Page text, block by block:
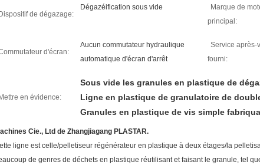
de dégazage:
Dégazéification sous vide
Marque de
principal:
d'écran:
Aucun commutateur hydraulique
automatique d'écran d'arrêt
Service après-
fourni:
en évidence:
Sous vide les granules en plastique de
Ligne en plastique de granulatoire de
Granules en plastique de vis simple
Cie., Ltd de Zhangjiagang PLASTAR.
ligne est celle/pelletiseur régénérateur en plastique à deux étages/la
de genres de déchets en plastique réutilisant et faisant le granule, tel